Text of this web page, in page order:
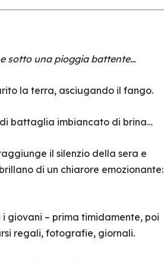
sotto una pioggia battente…
la terra, asciugando il fango.
battaglia imbiancato di brina…
il silenzio della sera e
di un chiarore emozionante:
giovani – prima timidamente, poi
regali, fotografie, giornali.